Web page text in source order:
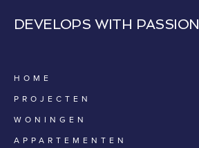
DEVELOPS WITH PASSION
HOME
PROJECTEN
WONINGEN
APPARTEMENTEN